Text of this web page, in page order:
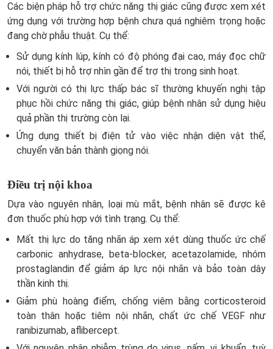
Các biện pháp hỗ trợ chức năng thị giác cũng được xem xét
ứng dụng với trường hợp bệnh chưa quá nghiêm trọng hoặc
đang chờ phẫu thuật. Cụ thể:
Sử dụng kính lúp, kính có độ phóng đại cao, máy đọc chữ
nói, thiết bị hỗ trợ nhìn gần để trợ thị trong sinh hoạt.
Với người có thị lực thấp bác sĩ thường khuyến nghị tập
phục hồi chức năng thị giác, giúp bệnh nhân sử dụng hiệu
quả phần thị trường còn lại.
Ứng dụng thiết bị điện tử vào việc nhận diện vật thể,
chuyển văn bản thành giọng nói.
Điều trị nội khoa
Dựa vào nguyên nhân, loại mù mắt, bệnh nhân sẽ được kê
đơn thuốc phù hợp với tình trạng. Cụ thể:
Mất thị lực do tăng nhãn áp xem xét dùng thuốc ức chế
carbonic anhydrase, beta-blocker, acetazolamide, nhóm
prostaglandin để giảm áp lực nội nhãn và bảo toàn dây
thần kinh thị.
Giảm phù hoàng điểm, chống viêm bằng corticosteroid
toàn thân hoặc tiêm nội nhãn, chất ức chế VEGF như
ranibizumab, aflibercept.